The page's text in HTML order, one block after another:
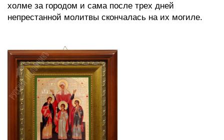
холме за городом и сама после трех дней
непрестанной молитвы скончалась на их могиле.